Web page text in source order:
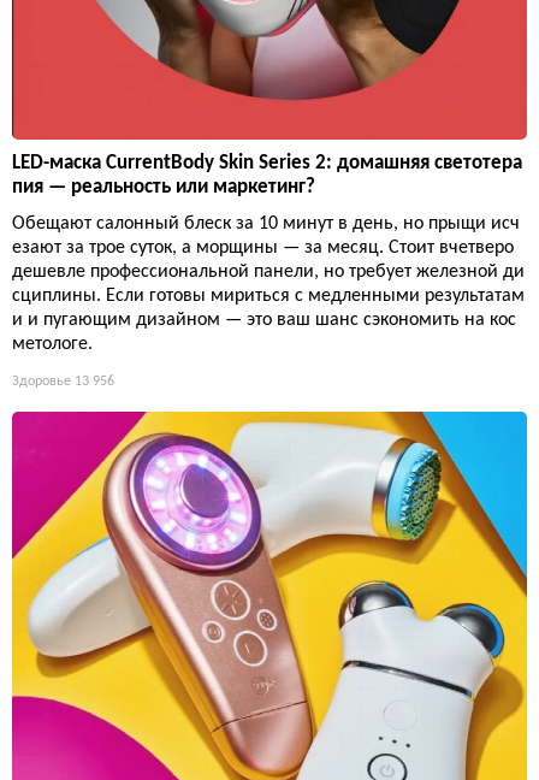
LED-маска CurrentBody Skin Series 2: домашняя светотера
пия — реальность или маркетинг?
Обещают салонный блеск за 10 минут в день, но прыщи исч
езают за трое суток, а морщины — за месяц. Стоит вчетверо
дешевле профессиональной панели, но требует железной ди
сциплины. Если готовы мириться с медленными результатам
и и пугающим дизайном — это ваш шанс сэкономить на кос
метологе.
Здоровье 13 956